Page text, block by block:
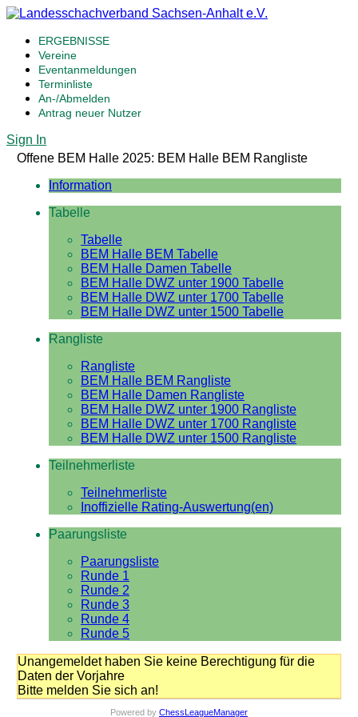
ERGEBNISSE
Vereine
Eventanmeldungen
Terminliste
An-/Abmelden
Antrag neuer Nutzer
Sign In
Offene BEM Halle 2025: BEM Halle BEM Rangliste
Information
Tabelle
Tabelle
BEM Halle BEM Tabelle
BEM Halle Damen Tabelle
BEM Halle DWZ unter 1900 Tabelle
BEM Halle DWZ unter 1700 Tabelle
BEM Halle DWZ unter 1500 Tabelle
Rangliste
Rangliste
BEM Halle BEM Rangliste
BEM Halle Damen Rangliste
BEM Halle DWZ unter 1900 Rangliste
BEM Halle DWZ unter 1700 Rangliste
BEM Halle DWZ unter 1500 Rangliste
Teilnehmerliste
Teilnehmerliste
Inoffizielle Rating-Auswertung(en)
Paarungsliste
Paarungsliste
Runde 1
Runde 2
Runde 3
Runde 4
Runde 5
Unangemeldet haben Sie keine Berechtigung für die
Daten der Vorjahre
Bitte melden Sie sich an!
Powered by ChessLeagueManager